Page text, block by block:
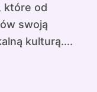
swoją
kulturą....